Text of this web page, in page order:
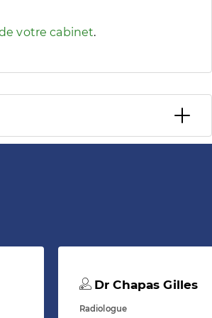
d'accessibilité associées
votre cabinet.
Dr Chapas Gilles
Radiologue